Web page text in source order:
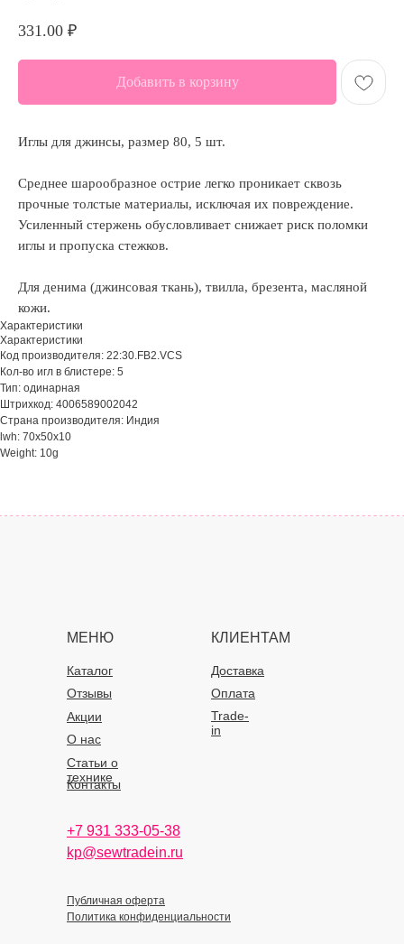
331.00 ₽
Добавить в корзину
Иглы для джинсы, размер 80, 5 шт.
Среднее шарообразное острие легко проникает сквозь
прочные толстые материалы, исключая их повреждение.
Усиленный стержень обусловливает снижает риск поломки
иглы и пропуска стежков.
Для денима (джинсовая ткань), твилла, брезента, масляной
кожи.
Характеристики
Характеристики
Код производителя: 22:30.FB2.VCS
Кол-во игл в блистере: 5
Тип: одинарная
Штрихкод: 4006589002042
Страна производителя: Индия
lwh: 70x50x10
Weight: 10g
МЕНЮ КЛИЕНТАМ
Каталог
О нас
Доставка
Статьи о
технике
Оплата
Отзывы
Акции
Контакты
Trade-
in
+7 931 333-05-38
kp@sewtradein.ru
Политика конфиденциальности
Публичная оферта